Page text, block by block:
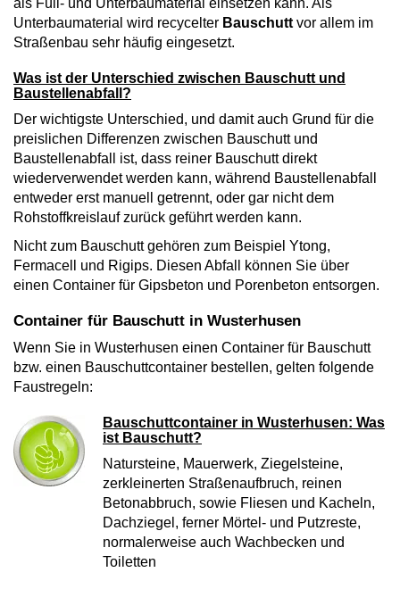
als Füll- und Unterbaumaterial einsetzen kann. Als
Unterbaumaterial wird recycelter Bauschutt vor allem im
Straßenbau sehr häufig eingesetzt.
Was ist der Unterschied zwischen Bauschutt und
Baustellenabfall?
Der wichtigste Unterschied, und damit auch Grund für die
preislichen Differenzen zwischen Bauschutt und
Baustellenabfall ist, dass reiner Bauschutt direkt
wiederverwendet werden kann, während Baustellenabfall
entweder erst manuell getrennt, oder gar nicht dem
Rohstoffkreislauf zurück geführt werden kann.
Nicht zum Bauschutt gehören zum Beispiel Ytong,
Fermacell und Rigips. Diesen Abfall können Sie über
einen Container für Gipsbeton und Porenbeton entsorgen.
Container für Bauschutt in Wusterhusen
Wenn Sie in Wusterhusen einen Container für Bauschutt
bzw. einen Bauschuttcontainer bestellen, gelten folgende
Faustregeln:
Bauschuttcontainer in Wusterhusen: Was
ist Bauschutt?
Natursteine, Mauerwerk, Ziegelsteine,
zerkleinerten Straßenaufbruch, reinen
Betonabbruch, sowie Fliesen und Kacheln,
Dachziegel, ferner Mörtel- und Putzreste,
normalerweise auch Wachbecken und
Toiletten